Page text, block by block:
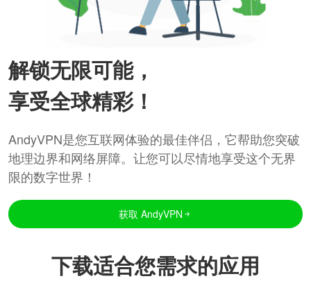
解锁无限可能，
享受全球精彩！
AndyVPN是您互联网体验的最佳伴侣，它帮助您突破
地理边界和网络屏障。让您可以尽情地享受这个无界
限的数字世界！
获取 AndyVPN
下载适合您需求的应用